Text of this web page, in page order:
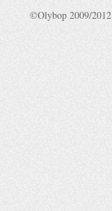
©Olybop 2009/2012